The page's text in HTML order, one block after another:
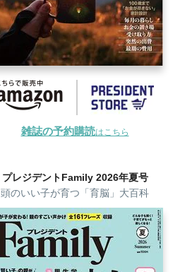
雑誌の予約購読はこちら
プレジデントFamily 2026年夏号
頭のいい子が育つ「育脳」大百科